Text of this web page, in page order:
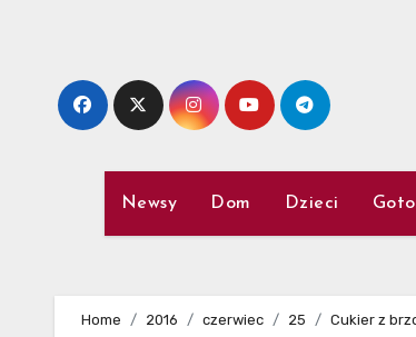
Newsy Dom Dzieci
Home 2016 czerwiec 25 Cukier z